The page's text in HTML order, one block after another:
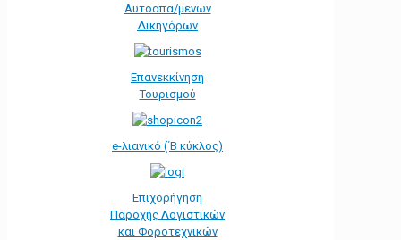
Αυτοαπα/μενων
Δικηγόρων
Επανεκκίνηση
Τουρισμού
e-λιανικό (΄Β κύκλος)
Επιχορήγηση
Παροχής Λογιστικών
και Φοροτεχνικών